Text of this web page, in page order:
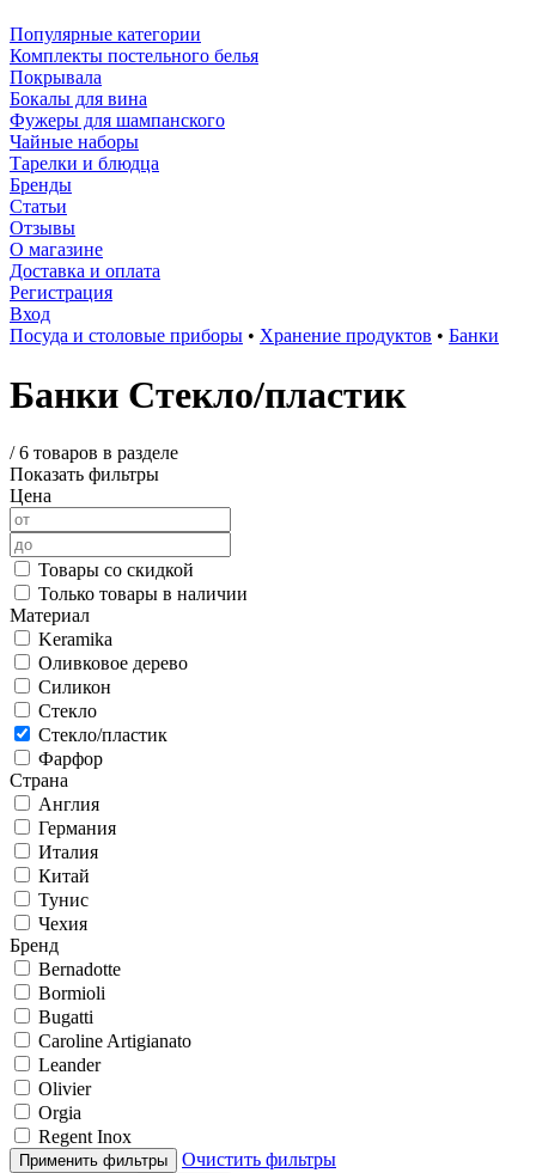
Популярные категории
Комплекты постельного белья
Покрывала
Бокалы для вина
Фужеры для шампанского
Чайные наборы
Тарелки и блюдца
Бренды
Статьи
Отзывы
О магазине
Доставка и оплата
Регистрация
Вход
Посуда и столовые приборы • Хранение продуктов • Банки
Банки Стекло/пластик
/6 товаров в разделе
Показать фильтры
Цена
Товары со скидкой
Только товары в наличии
Материал
Keramika
Оливковое дерево
Силикон
Стекло
Стекло/пластик
Фарфор
Страна
Англия
Германия
Италия
Китай
Тунис
Чехия
Бренд
Bernadotte
Bormioli
Bugatti
Caroline Artigianato
Leander
Olivier
Orgia
Regent Inox
Очистить фильтры